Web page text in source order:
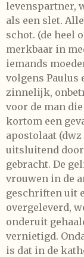
levenspartner,
als een slet.
schot. (de heel
merkbaar in
iemands
volgens Paulus
zinnelijk,
voor de man
kortom een
apostolaat
uitsluitend
gebracht. De
vrouwen in de
geschriften uit
overgeleverd,
onderuit
vernietigd.
is dat in de